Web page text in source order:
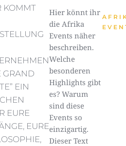
KOMMT
GRAND
EIN
EURE
EURE
Hier könnt ihr
die Afrika
Events näher
beschreiben.
Welche
besonderen
Highlights gibt
es? Warum
sind diese
Events so
einzigartig.
Dieser Text